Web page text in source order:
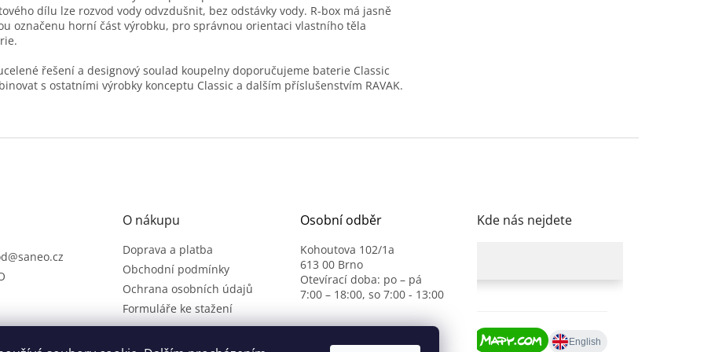
dílu lze rozvod vody odvzdušnit, bez odstávky vody. R-box má jasně
označenu horní část výrobku, pro správnou orientaci vlastního těla
řešení a designový soulad koupelny doporučujeme baterie Classic
s ostatními výrobky konceptu Classic a dalším příslušenstvím RAVAK.
@saneo.cz
O nákupu
Doprava a platba
Obchodní podmínky
Ochrana osobních údajů
Formuláře ke stažení
Osobní odběr
Kohoutova 102/1a
613 00 Brno
Otevírací doba: po – pá
7:00 – 18:00, so 7:00 - 13:00
Kde nás nejdete